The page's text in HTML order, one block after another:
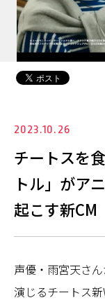
2023.10.26
チートスを
トル」がア
起こす新CM
声優・雨宮天さ
演じるチートス